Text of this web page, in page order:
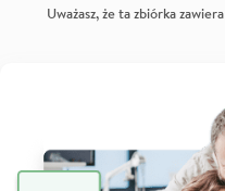
Uważasz, że ta zbiórka zawiera